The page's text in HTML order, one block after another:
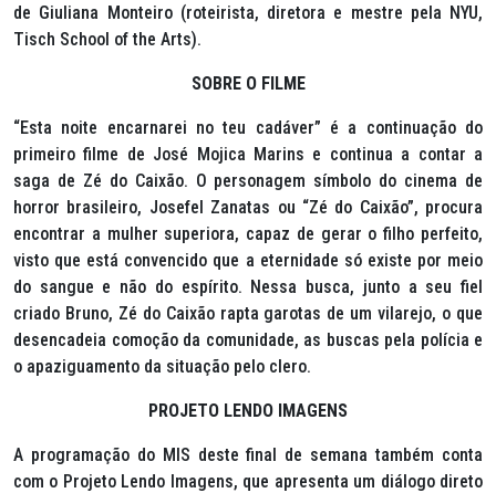
de Giuliana Monteiro (roteirista, diretora e mestre pela NYU,
Tisch School of the Arts).
SOBRE O FILME
“Esta noite encarnarei no teu cadáver” é a continuação do
primeiro filme de José Mojica Marins e continua a contar a
saga de Zé do Caixão. O personagem símbolo do cinema de
horror brasileiro, Josefel Zanatas ou “Zé do Caixão”, procura
encontrar a mulher superiora, capaz de gerar o filho perfeito,
visto que está convencido que a eternidade só existe por meio
do sangue e não do espírito. Nessa busca, junto a seu fiel
criado Bruno, Zé do Caixão rapta garotas de um vilarejo, o que
desencadeia comoção da comunidade, as buscas pela polícia e
o apaziguamento da situação pelo clero.
PROJETO LENDO IMAGENS
A programação do MIS deste final de semana também conta
com o Projeto Lendo Imagens, que apresenta um diálogo direto